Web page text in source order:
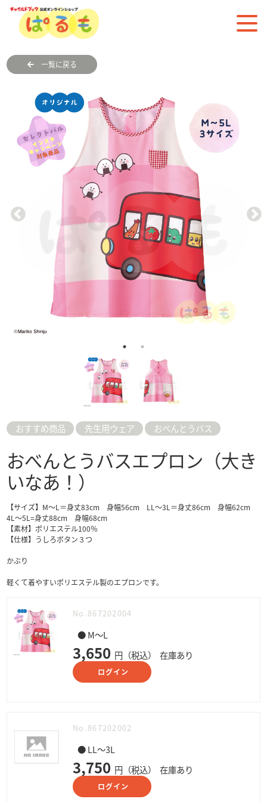
一覧に戻る
おすすめ商品 先生用ウェア おべんとうバス
おべんとうバスエプロン（大き
いなあ！）
【サイズ】M～L＝身丈83cm 身幅56cm LL～3L＝身丈86cm 身幅62cm
4L～5L=身丈88cm 身幅68cm
【素材】ポリエステル100％
【仕様】うしろボタン３つ
かぶり
軽くて着やすいポリエステル製のエプロンです。
No.867202004
● M～L
3,650 円（税込） 在庫あり
ログイン
No.867202002
● LL～3L
3,750 円（税込） 在庫あり
ログイン